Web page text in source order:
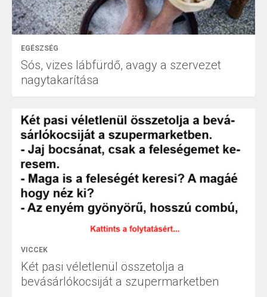
EGÉSZSÉG
Sós, vizes lábfürdő, avagy a szervezet
nagytakarítása
VICCEK
Két pasi véletlenül összetolja a
bevásárlókocsiját a szupermarketben